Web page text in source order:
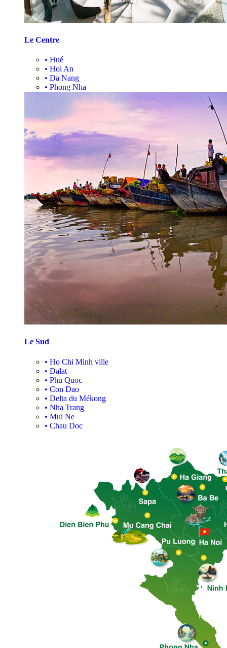
Le Centre
• Hué
• Hoi An
• Da Nang
• Phong Nha
Le Sud
• Ho Chi Minh ville
• Dalat
• Phu Quoc
• Con Dao
• Delta du Mékong
• Nha Trang
• Mui Ne
• Chau Doc